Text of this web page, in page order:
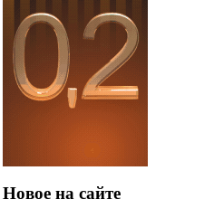
Новое на сайте